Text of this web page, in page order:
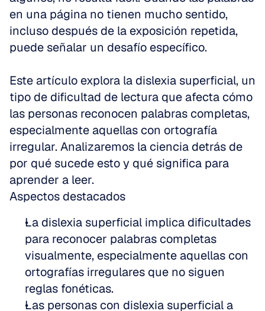
en una página no tienen mucho sentido,
incluso después de la exposición repetida,
puede señalar un desafío específico.
Este artículo explora la dislexia superficial, un
tipo de dificultad de lectura que afecta cómo
las personas reconocen palabras completas,
especialmente aquellas con ortografía
irregular. Analizaremos la ciencia detrás de
por qué sucede esto y qué significa para
aprender a leer.
Aspectos destacados
La dislexia superficial implica dificultades
para reconocer palabras completas
visualmente, especialmente aquellas con
ortografías irregulares que no siguen
reglas fonéticas.
Las personas con dislexia superficial a